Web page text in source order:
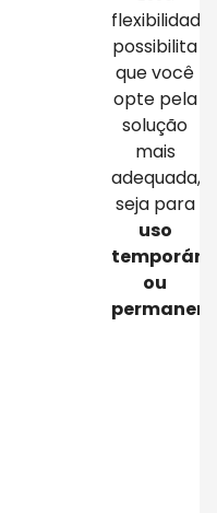
flexibilidade
possibilita
que você
opte pela
solução
mais
adequada,
seja para
uso
temporário
ou
permanente